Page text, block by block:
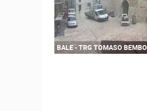
BALE - TRG TOMASO BEMBO